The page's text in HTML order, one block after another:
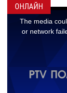
ОНЛАЙН